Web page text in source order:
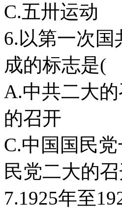
C.五
6.以第一次
成的标志
A.中共
的召开
C.中国
民党二大的
7.1925年至